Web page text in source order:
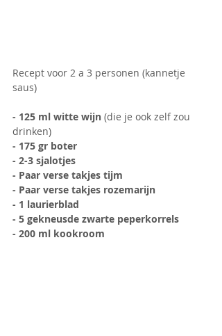
Recept voor 2 a 3 personen (kannetje
saus)
- 125 ml witte wijn (die je ook zelf zou
drinken)
- 175 gr boter
- 2-3 sjalotjes
- Paar verse takjes tijm
- Paar verse takjes rozemarijn
- 1 laurierblad
- 5 gekneusde zwarte peperkorrels
- 200 ml kookroom